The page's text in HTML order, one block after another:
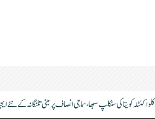
کلواکنٹلہ کویتا کی سنکلپ سبھا، سماجی انصاف پر مبنی تلنگانہ کے